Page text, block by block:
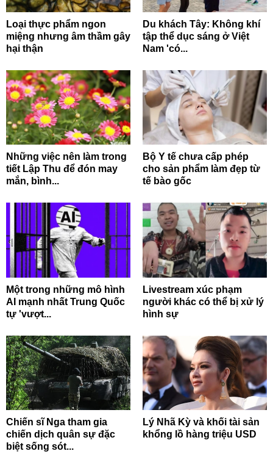
Loại thực phẩm ngon
miệng nhưng âm thầm gây
hại thận
Du khách Tây: Không khí
tập thể dục sáng ở Việt
Nam 'có...
Những việc nên làm trong
tiết Lập Thu để đón may
mắn, bình...
Bộ Y tế chưa cấp phép
cho sản phẩm làm đẹp từ
tế bào gốc
Một trong những mô hình
AI mạnh nhất Trung Quốc
tự 'vượt...
Livestream xúc phạm
người khác có thể bị xử lý
hình sự
Chiến sĩ Nga tham gia
chiến dịch quân sự đặc
biệt sống sót...
Lý Nhã Kỳ và khối tài sản
khổng lồ hàng triệu USD